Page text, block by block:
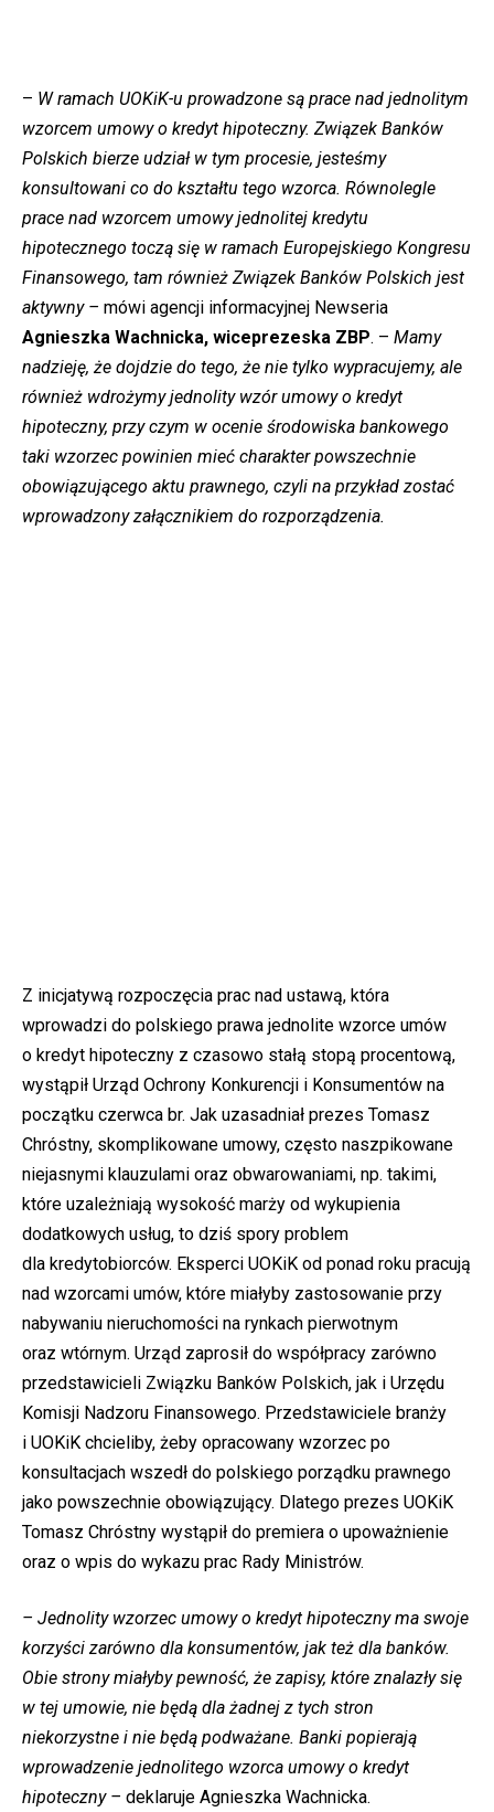
– W ramach UOKiK-u prowadzone są prace nad jednolitym
wzorcem umowy o kredyt hipoteczny. Związek Banków
Polskich bierze udział w tym procesie, jesteśmy
konsultowani co do kształtu tego wzorca. Równolegle
prace nad wzorcem umowy jednolitej kredytu
hipotecznego toczą się w ramach Europejskiego Kongresu
Finansowego, tam również Związek Banków Polskich jest
aktywny – mówi agencji informacyjnej Newseria
Agnieszka Wachnicka, wiceprezeska ZBP. – Mamy
nadzieję, że dojdzie do tego, że nie tylko wypracujemy, ale
również wdrożymy jednolity wzór umowy o kredyt
hipoteczny, przy czym w ocenie środowiska bankowego
taki wzorzec powinien mieć charakter powszechnie
obowiązującego aktu prawnego, czyli na przykład zostać
wprowadzony załącznikiem do rozporządzenia.
Z inicjatywą rozpoczęcia prac nad ustawą, która
wprowadzi do polskiego prawa jednolite wzorce umów
o kredyt hipoteczny z czasowo stałą stopą procentową,
wystąpił Urząd Ochrony Konkurencji i Konsumentów na
początku czerwca br. Jak uzasadniał prezes Tomasz
Chróstny, skomplikowane umowy, często naszpikowane
niejasnymi klauzulami oraz obwarowaniami, np. takimi,
które uzależniają wysokość marży od wykupienia
dodatkowych usług, to dziś spory problem
dla kredytobiorców. Eksperci UOKiK od ponad roku pracują
nad wzorcami umów, które miałyby zastosowanie przy
nabywaniu nieruchomości na rynkach pierwotnym
oraz wtórnym. Urząd zaprosił do współpracy zarówno
przedstawicieli Związku Banków Polskich, jak i Urzędu
Komisji Nadzoru Finansowego. Przedstawiciele branży
i UOKiK chcieliby, żeby opracowany wzorzec po
konsultacjach wszedł do polskiego porządku prawnego
jako powszechnie obowiązujący. Dlatego prezes UOKiK
Tomasz Chróstny wystąpił do premiera o upoważnienie
oraz o wpis do wykazu prac Rady Ministrów.
– Jednolity wzorzec umowy o kredyt hipoteczny ma swoje
korzyści zarówno dla konsumentów, jak też dla banków.
Obie strony miałyby pewność, że zapisy, które znalazły się
w tej umowie, nie będą dla żadnej z tych stron
niekorzystne i nie będą podważane. Banki popierają
wprowadzenie jednolitego wzorca umowy o kredyt
hipoteczny – deklaruje Agnieszka Wachnicka.